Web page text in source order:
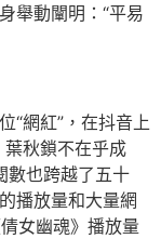
舉動闡明：“平易
“網紅”，在抖音上
秋鎖不在乎成
數也跨越了五十
播放量和大量網
女幽魂》播放量